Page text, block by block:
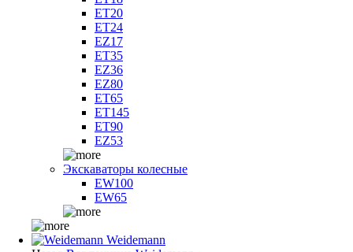
ET20
ET24
EZ17
ET35
EZ36
EZ80
ET65
ET145
ET90
EZ53
Экскаваторы колесные
EW100
EW65
Weidemann